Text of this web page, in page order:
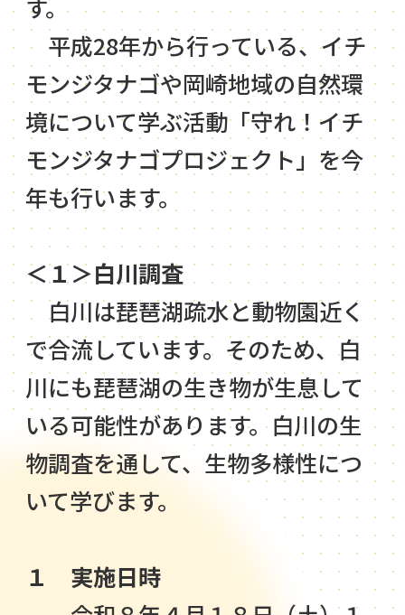
す。
平成28年から行っている、イチ
モンジタナゴや岡崎地域の自然環
境について学ぶ活動「守れ！イチ
モンジタナゴプロジェクト」を今
年も行います。
＜１＞白川調査
白川は琵琶湖疏水と動物園近く
で合流しています。そのため、白
川にも琵琶湖の生き物が生息して
いる可能性があります。白川の生
物調査を通して、生物多様性につ
いて学びます。
１ 実施日時